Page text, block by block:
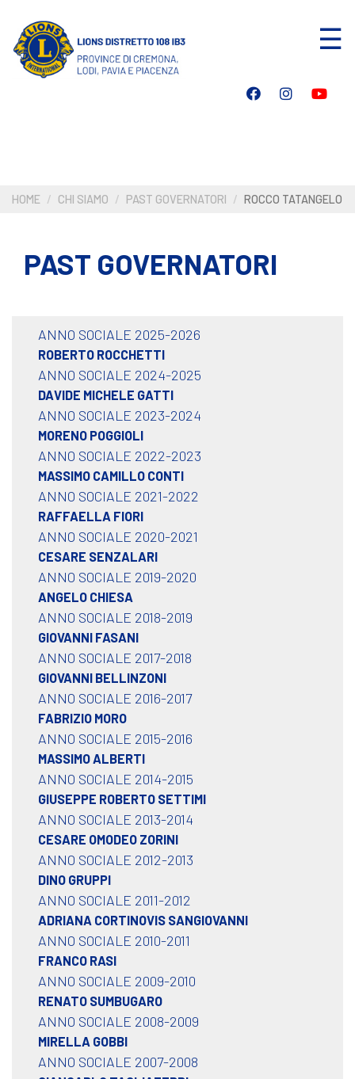
contenuto
principale
☰
HOME CHI SIAMO PAST GOVERNATORI ROCCO TATANGELO
PAST GOVERNATORI
ANNO SOCIALE 2025-2026
ROBERTO ROCCHETTI
ANNO SOCIALE 2024-2025
DAVIDE MICHELE GATTI
ANNO SOCIALE 2023-2024
MORENO POGGIOLI
ANNO SOCIALE 2022-2023
MASSIMO CAMILLO CONTI
ANNO SOCIALE 2021-2022
RAFFAELLA FIORI
ANNO SOCIALE 2020-2021
CESARE SENZALARI
ANNO SOCIALE 2019-2020
ANGELO CHIESA
ANNO SOCIALE 2018-2019
GIOVANNI FASANI
ANNO SOCIALE 2017-2018
GIOVANNI BELLINZONI
ANNO SOCIALE 2016-2017
FABRIZIO MORO
ANNO SOCIALE 2015-2016
MASSIMO ALBERTI
ANNO SOCIALE 2014-2015
GIUSEPPE ROBERTO SETTIMI
ANNO SOCIALE 2013-2014
CESARE OMODEO ZORINI
ANNO SOCIALE 2012-2013
DINO GRUPPI
ANNO SOCIALE 2011-2012
ADRIANA CORTINOVIS SANGIOVANNI
ANNO SOCIALE 2010-2011
FRANCO RASI
ANNO SOCIALE 2009-2010
RENATO SUMBUGARO
ANNO SOCIALE 2008-2009
MIRELLA GOBBI
ANNO SOCIALE 2007-2008